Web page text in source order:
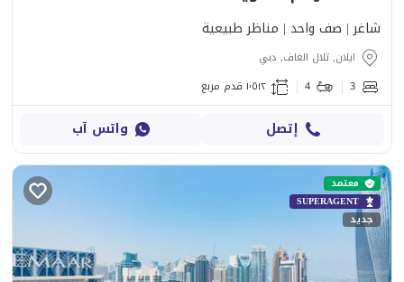
شاغر | صف واحد | مناظر طبيعية
ايلان, تلال الغاف, دبي
3
4 ١٬٥١٢ قدم مربع
إتصل واتس آب
معتمد
SUPERAGENT
جديد